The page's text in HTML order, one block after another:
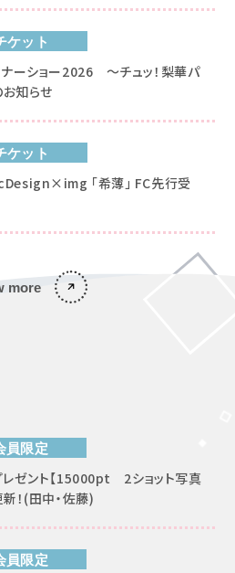
ケット
ナーショー2026 ～チュッ！梨華パ
知らせ
ケット
「希薄」 FC先行受
more
定ニュース
員限定
レゼント【15000pt 2ショット写真
！(田中・佐藤)
員限定